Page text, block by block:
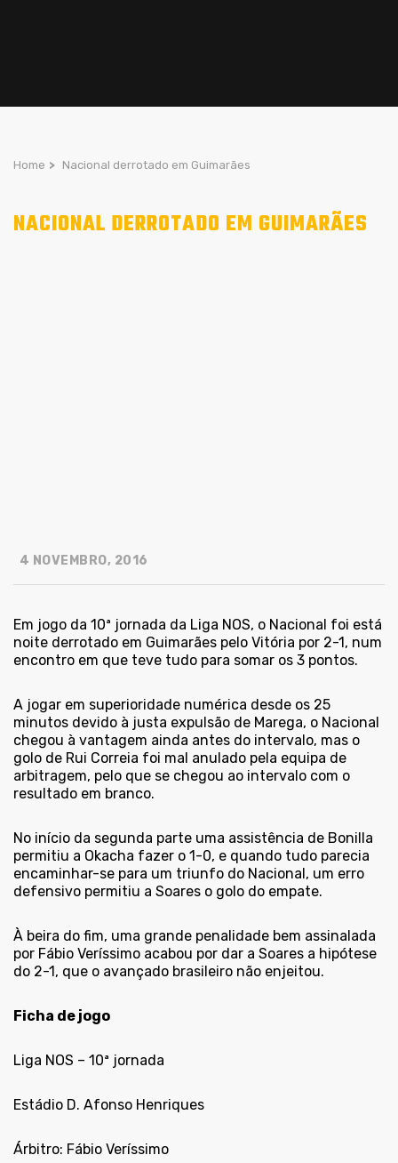
Home > Nacional derrotado em Guimarães
NACIONAL DERROTADO EM GUIMARÃES
4 NOVEMBRO, 2016
Em jogo da 10ª jornada da Liga NOS, o Nacional foi está
noite derrotado em Guimarães pelo Vitória por 2-1, num
encontro em que teve tudo para somar os 3 pontos.
A jogar em superioridade numérica desde os 25
minutos devido à justa expulsão de Marega, o Nacional
chegou à vantagem ainda antes do intervalo, mas o
golo de Rui Correia foi mal anulado pela equipa de
arbitragem, pelo que se chegou ao intervalo com o
resultado em branco.
No início da segunda parte uma assistência de Bonilla
permitiu a Okacha fazer o 1-0, e quando tudo parecia
encaminhar-se para um triunfo do Nacional, um erro
defensivo permitiu a Soares o golo do empate.
À beira do fim, uma grande penalidade bem assinalada
por Fábio Veríssimo acabou por dar a Soares a hipótese
do 2-1, que o avançado brasileiro não enjeitou.
Ficha de jogo
Liga NOS – 10ª jornada
Estádio D. Afonso Henriques
Árbitro: Fábio Veríssimo